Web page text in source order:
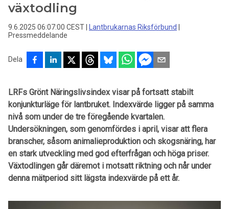
växtodling
9.6.2025 06:07:00 CEST Lantbrukarnas Riksförbund
Pressmeddelande
Dela
LRFs Grönt Näringslivsindexvisar på fortsatt stabilt
konjunkturläge för lantbruket. Indexvärde ligger på samma
nivå som under de tre föregående kvartalen.
Undersökningen, som genomfördes i april, visar att flera
branscher, såsom animalieproduktion och skogsnäring, har
en stark utveckling med god efterfrågan och höga priser.
Växtodlingen går däremot i motsatt riktning och når under
denna mätperiod sitt lägsta indexvärde på ett år.